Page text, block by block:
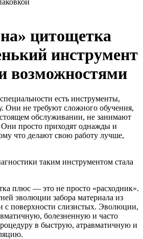
цитощетка
инструмент
возможностями
есть инструменты,
Они не требуют сложного обучения,
обслуживании, не занимают
просто приходят однажды и
что делают свою работу лучше,
таким инструментом стала
плюс — это не просто «расходник».
эволюции забора материала из
с поверхности слизистых. Эволюции,
болезненную и часто
в быструю, атравматичную и